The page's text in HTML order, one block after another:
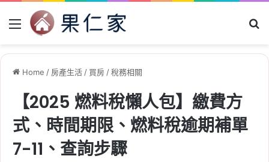
Menu
Home / 房產生活/ 買房/稅務相關
【2025 燃料稅懶人包】繳費方
式、時間期限、燃料稅逾期補單
7-11、查詢步驟